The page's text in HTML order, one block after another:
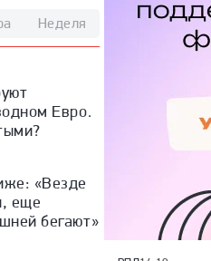
Неделя
Евро.
«Везде
еще
бегают»